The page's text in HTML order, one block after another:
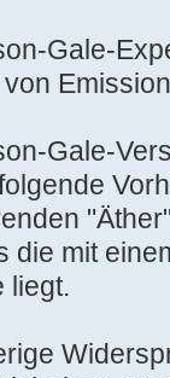
Gale-
Gale-
die mit
liegt.